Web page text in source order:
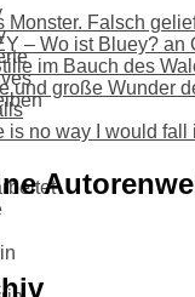
Monster. Falsch
– Wo ist Bluey? an
im Bauch des
und große Wunder
is no way I would fall